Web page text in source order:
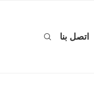
اتصل بنا